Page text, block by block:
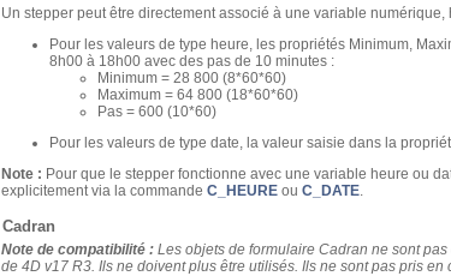
Un stepper peut être directement associé à une variable numérique,
Pour les valeurs de type heure, les propriétés Minimum,
8h00 à 18h00 avec des pas de 10 minutes :
Minimum = 28 800 (8*60*60)
Maximum = 64 800 (18*60*60)
Pas = 600 (10*60)
Pour les valeurs de type date, la valeur saisie dans la
Note : Pour que le stepper fonctionne avec une variable heure ou
explicitement via la commande C_HEURE ou C_DATE
Cadran
Note de compatibilité : Les objets de formulaire Cadran ne sont
de 4D v17 R3. Ils ne doivent plus être utilisés. Ils ne sont pas pris en